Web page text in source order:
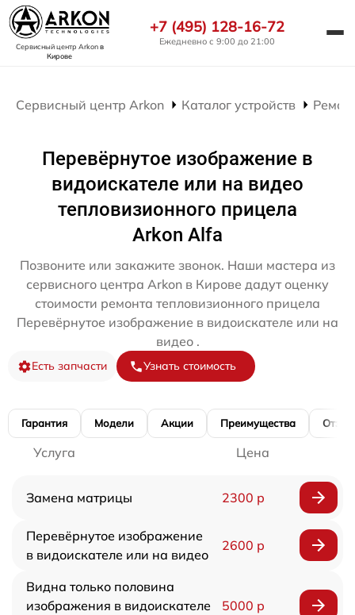
Сервисный центр Arkonв
Кирове
+7 (495) 128-16-72
Ежедневно с 9:00 до 21:00
Сервисный центр Arkon Каталог устройств
Перевёрнутое изображение в
видоискателе или на видео
тепловизионного прицела
Arkon Alfa
Позвоните или закажите звонок. Наши мастера из
сервисного центра Arkon в Кирове дадут оценку
стоимости ремонта тепловизионного прицела
Перевёрнутое изображение в видоискателе или на
видео .
Есть запчасти Узнать стоимость
Гарантия Модели Акции Преимущества
Услуга Цена
Замена матрицы 2300 р
Перевёрнутое изображение
в видоискателе или на видео
2600 р
Видна только половина
изображения в видоискателе
5000 р